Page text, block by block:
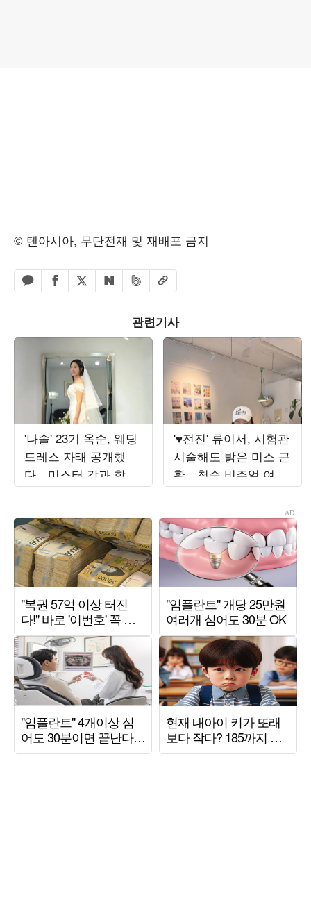
© 텐아시아, 무단전재 및 재배포 금지
카카오톡 공유하기
페이스북 공유하기
엑스 공유하기
네이버 공유하기
밴드 공유하기
URL복사
관련기사
'나솔' 23기 옥순, 웨딩
드레스 자태 공개했
다…미스터 강과 함께
한 결혼 준비
'♥전진' 류이서, 시험관
시술해도 밝은 미소 근
황…청순 비주얼 여전
해